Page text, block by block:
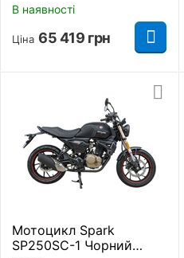
В наявності
Ціна 65 419 грн
Мотоцикл Spark
SP250SC-1 Чорний